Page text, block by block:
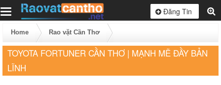
Đăng Tin
Toggle
navigation
Home Rao vặt Cần Thơ
TOYOTA FORTUNER CẦN THƠ | MẠNH MẼ ĐẦY BẢN
LĨNH